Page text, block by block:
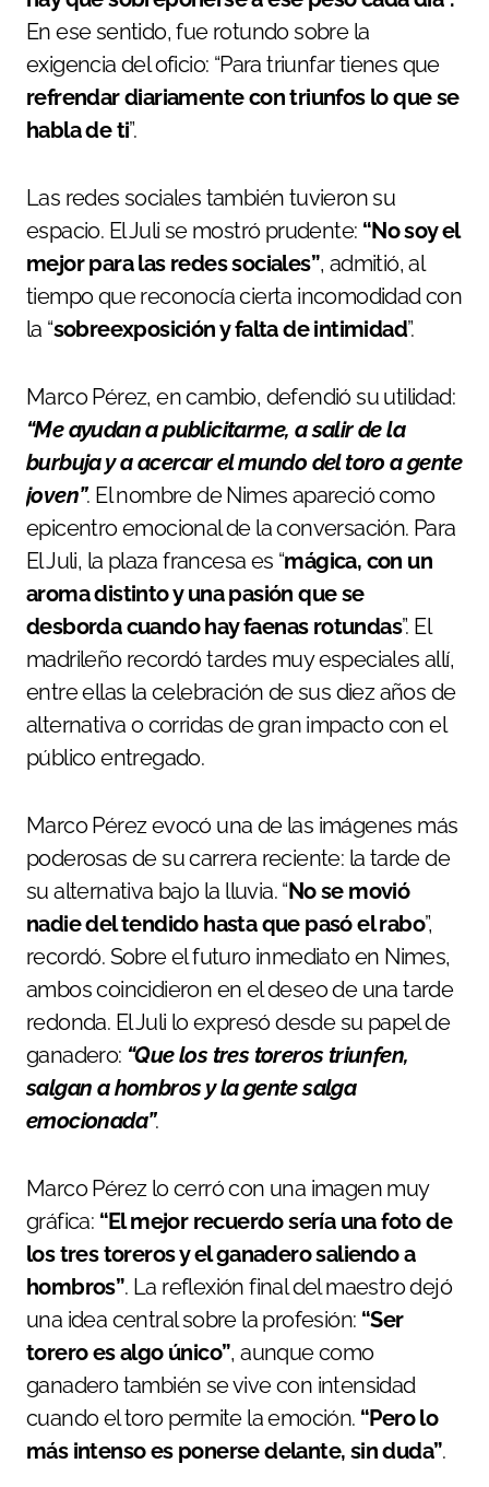
En ese sentido, fue rotundo sobre la
exigencia del oficio: “Para triunfar tienes que
refrendar diariamente con triunfos lo que se
habla de ti”.
Las redes sociales también tuvieron su
espacio. El Juli se mostró prudente: “No soy el
mejor para las redes sociales”, admitió, al
tiempo que reconocía cierta incomodidad con
la “sobreexposición y falta de intimidad”.
Marco Pérez, en cambio, defendió su utilidad:
“Me ayudan a publicitarme, a salir de la
burbuja y a acercar el mundo del toro a gente
joven”. El nombre de Nimes apareció como
epicentro emocional de la conversación. Para
El Juli, la plaza francesa es “mágica, con un
aroma distinto y una pasión que se
desborda cuando hay faenas rotundas”. El
madrileño recordó tardes muy especiales allí,
entre ellas la celebración de sus diez años de
alternativa o corridas de gran impacto con el
público entregado.
Marco Pérez evocó una de las imágenes más
poderosas de su carrera reciente: la tarde de
su alternativa bajo la lluvia. “No se movió
nadie del tendido hasta que pasó el rabo”,
recordó. Sobre el futuro inmediato en Nimes,
ambos coincidieron en el deseo de una tarde
redonda. El Juli lo expresó desde su papel de
ganadero: “Que los tres toreros triunfen,
salgan a hombros y la gente salga
emocionada”.
Marco Pérez lo cerró con una imagen muy
gráfica: “El mejor recuerdo sería una foto de
los tres toreros y el ganadero saliendo a
hombros”. La reflexión final del maestro dejó
una idea central sobre la profesión: “Ser
torero es algo único”, aunque como
ganadero también se vive con intensidad
cuando el toro permite la emoción. “Pero lo
más intenso es ponerse delante, sin duda”.